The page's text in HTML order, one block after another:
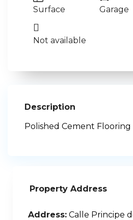
Surface Garage
Not available
Description
Polished Cement Flooring
Property Address
Address: Calle Principe